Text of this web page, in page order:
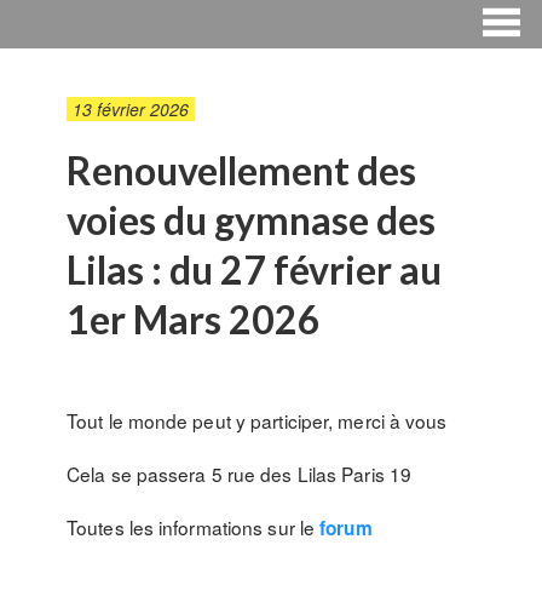
13 février 2026
Renouvellement des
voies du gymnase des
Lilas : du 27 février au
1er Mars 2026
Tout le monde peut y participer, merci à vous
Cela se passera 5 rue des Lilas Paris 19
Toutes les informations sur leforum